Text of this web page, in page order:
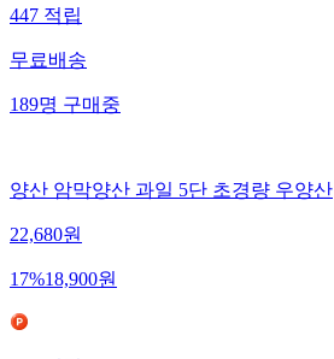
447 적립
무료배송
189명 구매중
양산 암막양산 과일 5단 초경량 우양산
22,680원
17%18,900원